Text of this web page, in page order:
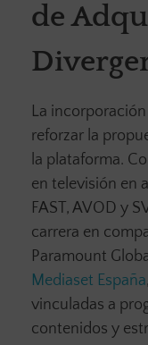
de
La
reforzar la
la plataforma.
en televisión en
FAST, AVOD y
carrera en
Paramount
Mediaset España
vinculadas a
contenidos y